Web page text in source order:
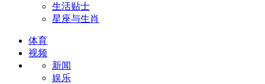
生活贴士
星座与生肖
体育
视频
新闻
娱乐